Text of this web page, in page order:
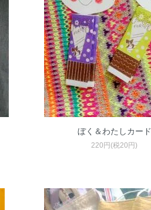
ぼく＆わたしカード
220円(税20円)